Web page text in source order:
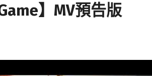
】MV預告版